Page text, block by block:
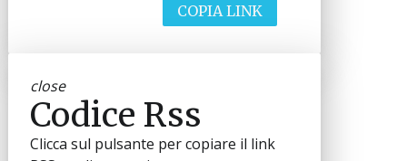
COPIA LINK
close
Codice Rss
Clicca sul pulsante per copiare il link